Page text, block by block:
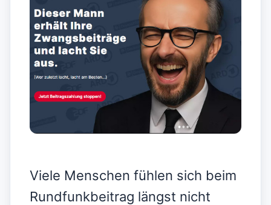
Viele Menschen fühlen sich beim
Rundfunkbeitrag längst nicht